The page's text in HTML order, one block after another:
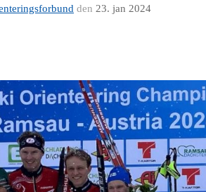
den 23. jan 2024